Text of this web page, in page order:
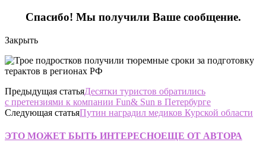
Спасибо! Мы получили Ваше сообщение.
Закрыть
Предыдущая статьяДесятки туристов обратились
с претензиями к компании Fun& Sun в Петербурге
Следующая статьяПутин наградил медиков Курской области
ЭТО МОЖЕТ БЫТЬ ИНТЕРЕСНОЕЩЕ ОТ АВТОРА